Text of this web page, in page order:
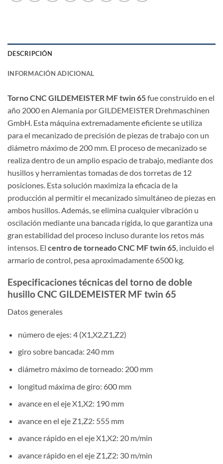
DESCRIPCIÓN
INFORMACIÓN ADICIONAL
Torno CNC GILDEMEISTER MF twin 65fue construido en el
año 2000 en Alemania por GILDEMEISTER Drehmaschinen
GmbH. Esta máquina extremadamente eficiente se utiliza
para el mecanizado de precisión de piezas de trabajo con un
diámetro máximo de 200 mm. El proceso de mecanizado se
realiza dentro de un amplio espacio de trabajo, mediante dos
husillos y herramientas tomadas de dos torretas de 12
posiciones. Esta solución maximiza la eficacia de la
producción al permitir el mecanizado simultáneo de piezas en
ambos husillos. Además, se elimina cualquier vibración u
oscilación mediante una bancada rígida, lo que garantiza una
gran estabilidad del proceso incluso durante los retos más
intensos. El centro de torneado CNC MF twin 65 , incluido el
armario de control, pesa aproximadamente 6500 kg.
Especificaciones técnicas del torno de doble
husillo CNC GILDEMEISTER MF twin 65
Datos generales
número de ejes: 4 (X1,X2,Z1,Z2)
giro sobre bancada: 240 mm
diámetro máximo de torneado: 200 mm
longitud máxima de giro: 600 mm
avance en el eje X1,X2: 190 mm
avance en el eje Z1,Z2: 555 mm
avance rápido en el eje X1,X2: 20 m/min
avance rápido en el eje Z1,Z2: 30 m/min